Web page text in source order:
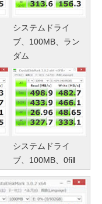
システムドライ
ブ、100MB、ラン
ダム
システムドライ
ブ、100MB、0fill